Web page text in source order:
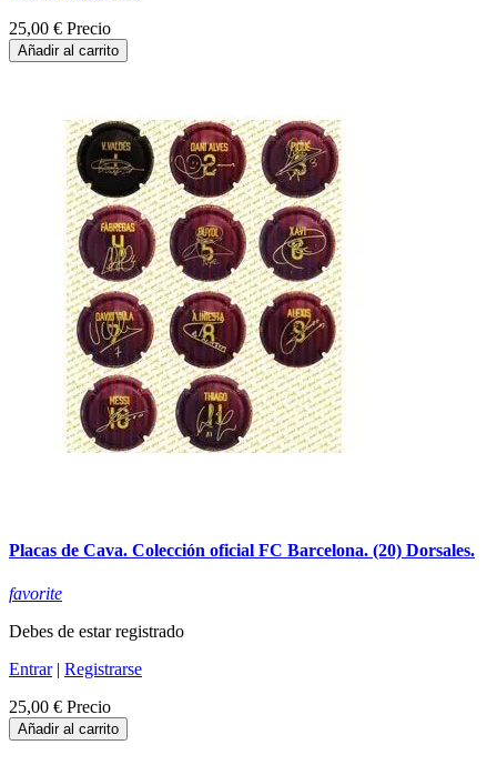
25,00 € Precio
Añadir al carrito
Placas de Cava. Colección oficial FC Barcelona. (20) Dorsales.
favorite
Debes de estar registrado
Entrar| Registrarse
25,00 € Precio
Añadir al carrito